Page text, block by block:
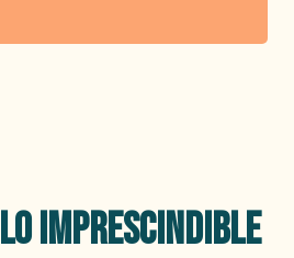
IMPRESCINDIBLE